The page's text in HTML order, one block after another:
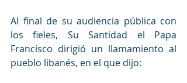
Al final de su audiencia pública con
los fieles, Su Santidad el Papa
Francisco dirigió un llamamiento al
pueblo libanés, en el que dijo: